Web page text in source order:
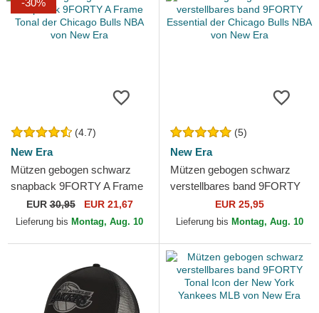
-30%
(4.7)
New Era
Mützen gebogen schwarz
snapback 9FORTY A Frame
Tonal der Chicago Bulls NBA
von New Era
EUR30,95 EUR 21,67
Lieferung bis Montag, Aug. 10
(5)
New Era
Mützen gebogen schwarz
verstellbares band 9FORTY
Essential der Chicago Bulls
NBA von New Era
EUR 25,95
Lieferung bis Montag, Aug. 10